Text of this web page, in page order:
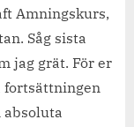
Amningskurs,
Såg sista
jag grät. För er
fortsättningen
absoluta